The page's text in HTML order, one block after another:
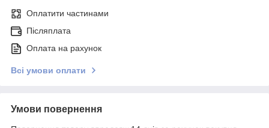
Оплатити частинами
Післяплата
Оплата на рахунок
Всі умови оплати
Умови повернення